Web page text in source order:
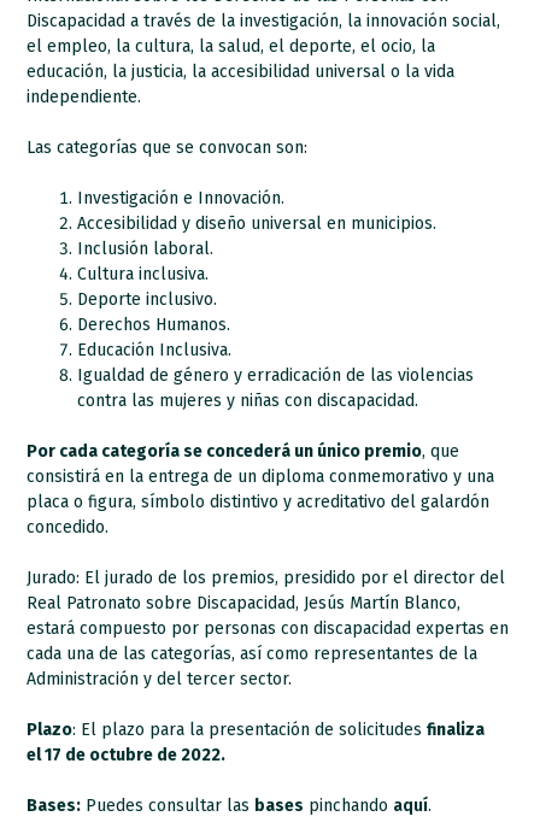
Discapacidad a través de la investigación, la innovación social,
el empleo, la cultura, la salud, el deporte, el ocio, la
educación, la justicia, la accesibilidad universal o la vida
independiente.
Las categorías que se convocan son:
Investigación e Innovación.
Accesibilidad y diseño universal en municipios.
Inclusión laboral.
Cultura inclusiva.
Deporte inclusivo.
Derechos Humanos.
Educación Inclusiva.
Igualdad de género y erradicación de las violencias
contra las mujeres y niñas con discapacidad.
Por cada categoría se concederá un único premio, que
consistirá en la entrega de un diploma conmemorativo y una
placa o figura, símbolo distintivo y acreditativo del galardón
concedido.
Jurado: El jurado de los premios, presidido por el director del
Real Patronato sobre Discapacidad, Jesús Martín Blanco,
estará compuesto por personas con discapacidad expertas en
cada una de las categorías, así como representantes de la
Administración y del tercer sector.
Plazo: El plazo para la presentación de solicitudesfinaliza
el17 de octubre de 2022.
Bases: Puedes consultar las bases pinchando aquí.